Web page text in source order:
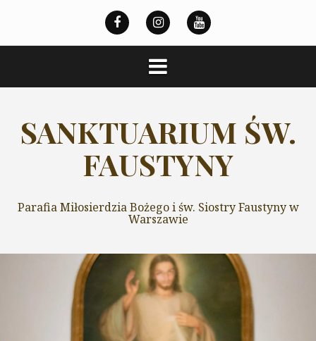
treści
SANKTUARIUM ŚW.
FAUSTYNY
Parafia Miłosierdzia Bożego i św. Siostry Faustyny w
Warszawie